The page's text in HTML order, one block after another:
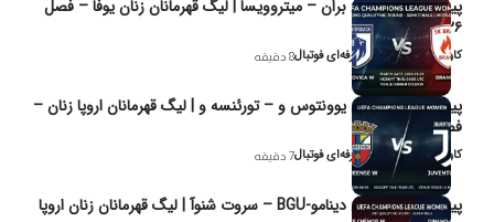
پیش‌بینی و تحلیل بران – میتروویسا | لیگ قهرمانان زنان یوفا – فصل
۲۰۲۶
کاوه نیک‌فر، تحلیل‌گر حرفه‌ای فوتبال8 دقیقه
پیش‌بینی و تحلیل یوونتوس و – تورئنسه و | لیگ قهرمانان اروپا زنان –
فصل ۲۰۲۶
کاوه نیک‌فر، تحلیل‌گر حرفه‌ای فوتبال7 دقیقه
پیش‌بینی و تحلیل دینامو-BGU – سروت شنوآ | لیگ قهرمانان زنان اروپا